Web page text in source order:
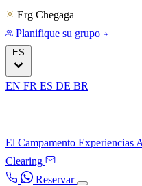
Erg Chegaga
Planifique su grupo
ES
EN FR ES DE BR
El Campamento Experiencias
Clearing
Reservar